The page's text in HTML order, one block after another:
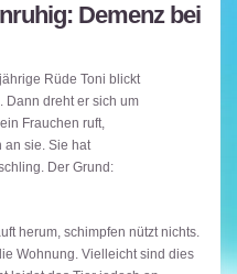
Demenz bei
Rüde Toni blickt
Dann dreht er sich um
Frauchen ruft,
an sie. Sie hat
Der Grund:
herum, schimpfen nützt nichts.
Wohnung. Vielleicht sind dies